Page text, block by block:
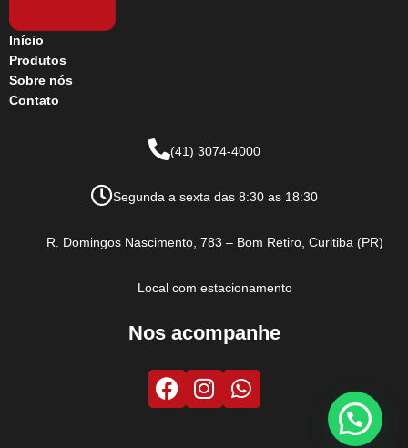
Início
Produtos
Sobre nós
Contato
(41) 3074-4000
Segunda a sexta das 8:30 as 18:30
R. Domingos Nascimento, 783 – Bom Retiro, Curitiba (PR)
Local com estacionamento
Nos acompanhe